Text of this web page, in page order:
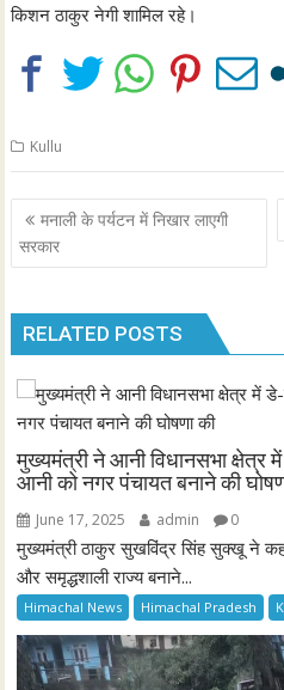
किशन ठाकुर नेगी शामिल रहे।
Kullu
Post
navigation
मनाली के पर्यटन में निखार लाएगी
सरकार
RELATED POSTS
मुख्यमंत्री ने आनी विधानसभा
आनी को नगर पंचायत बनाने की
June 17, 2025 admin 0
मुख्यमंत्री ठाकुर सुखविंद्र सिंह सुक्खू ने
और समृद्धशाली राज्य बनाने...
Himachal News Himachal Pradesh